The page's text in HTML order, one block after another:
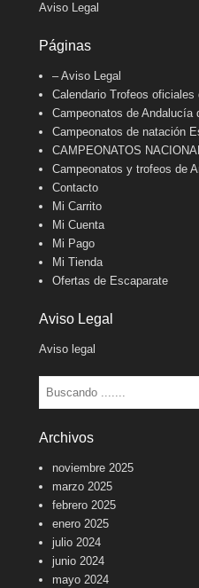
Aviso Legal
Páginas
– Aviso Legal
Calendario Trofeos oficiales
Campeonatos de Andalucía
Campeonatos de natación
CAMPEONATOS
Campeonatos y trofeos de
Contacto
Mi Carrito
Mi Cuenta
Mi Pago
Mi Tienda
Ofertas de Escaparate
Aviso Legal
Aviso legal
Buscar
Archivos
noviembre 2025
marzo 2025
febrero 2025
enero 2025
julio 2024
junio 2024
mayo 2024